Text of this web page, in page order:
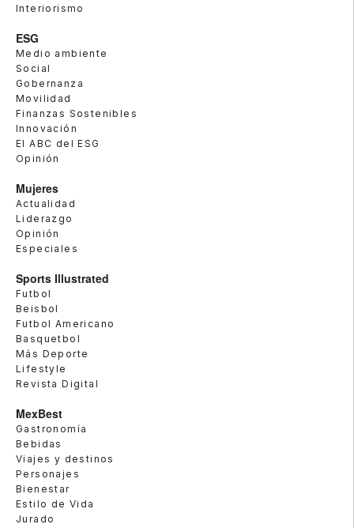
Interiorismo
ESG
Medio ambiente
Social
Gobernanza
Movilidad
Finanzas Sostenibles
Innovación
El ABC del ESG
Opinión
Mujeres
Actualidad
Liderazgo
Opinión
Especiales
Sports Illustrated
Futbol
Beisbol
Futbol Americano
Basquetbol
Más Deporte
Lifestyle
Revista Digital
MexBest
Gastronomía
Bebidas
Viajes y destinos
Personajes
Bienestar
Estilo de Vida
Jurado